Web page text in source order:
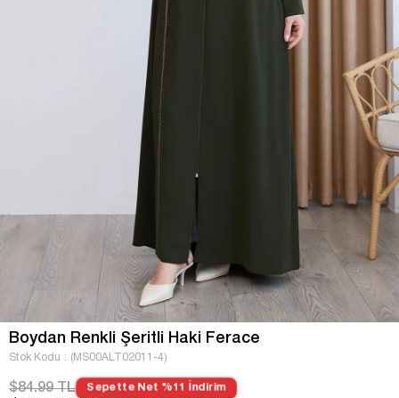
Boydan Renkli Şeritli Haki Ferace
Stok Kodu (MS00ALT02011-4)
$84.99 TL Sepette Net %11 İndirim